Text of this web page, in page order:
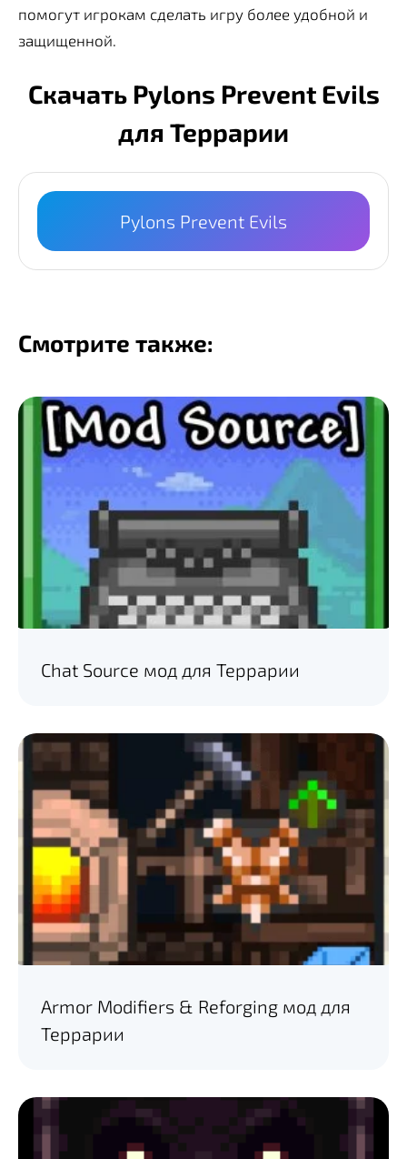
помогут игрокам сделать игру более удобной и
защищенной.
Скачать Pylons Prevent Evils
для Террарии
Pylons Prevent Evils
Смотрите также:
Chat Source мод для Террарии
Armor Modifiers & Reforging мод для
Террарии